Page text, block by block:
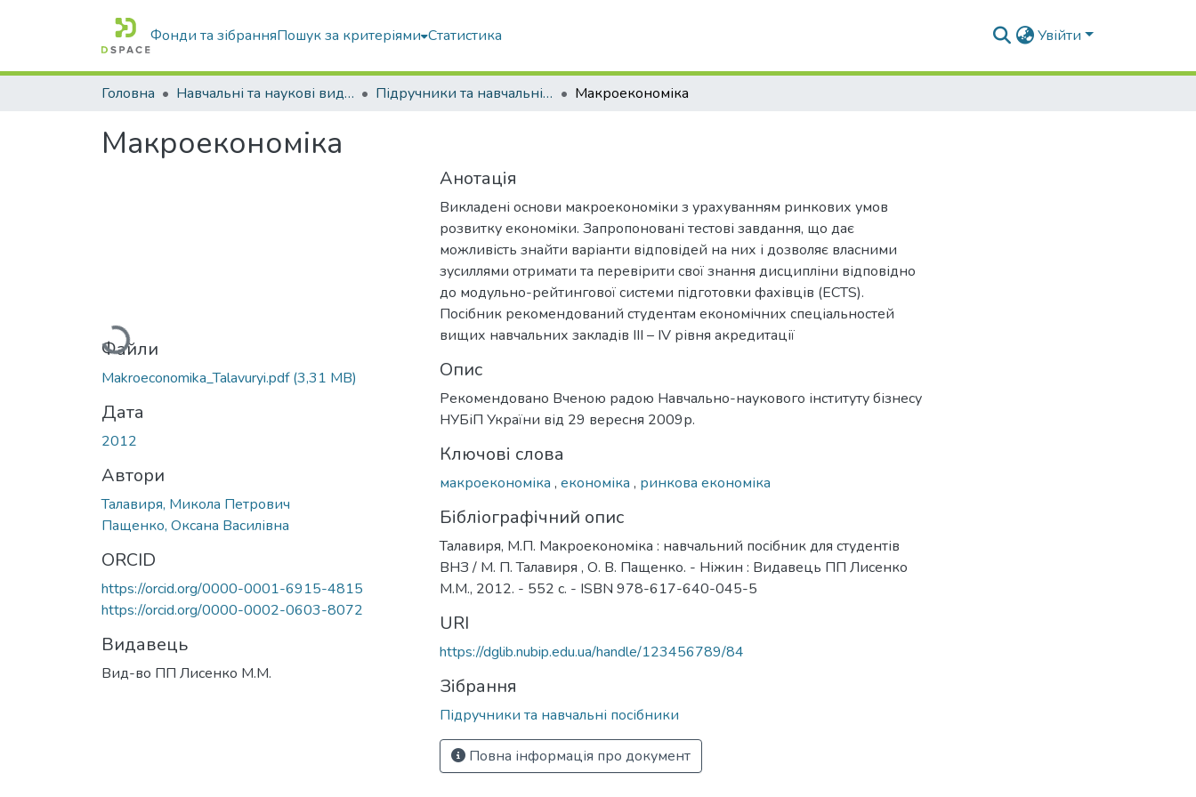
Фонди та зібранняПошук за критеріями Статистика Увійти
Головна Навчальні та наукові видання Підручники та навчальні посібники Макроекономіка
Макроекономіка
Вантажиться...
Файли
Makroeconomika_Talavuryi.pdf(3,31 MB)
Дата
2012
Автори
Талавиря, Микола Петрович
Пащенко, Оксана Василівна
ORCID
https://orcid.org/0000-0001-6915-4815
https://orcid.org/0000-0002-0603-8072
Видавець
Вид-во ПП Лисенко М.М.
Анотація
Викладені основи макроекономіки з урахуванням ринкових умов
розвитку економіки. Запропоновані тестові завдання, що дає
можливість знайти варіанти відповідей на них і дозволяє власними
зусиллями отримати та перевірити свої знання дисципліни відповідно
до модульно-рейтингової системи підготовки фахівців (ECTS).
Посібник рекомендований студентам економічних спеціальностей
вищих навчальних закладів III – IV рівня акредитації
Опис
Рекомендовано Вченою радою Навчально-наукового інституту бізнесу
НУБіП України від 29 вересня 2009р.
Ключові слова
макроекономіка , економіка , ринкова економіка
Бібліографічний опис
Талавиря, М.П. Макроекономіка : навчальний посібник для студентів
ВНЗ / М. П. Талавиря , О. В. Пащенко. - Ніжин : Видавець ПП Лисенко
М.М., 2012. - 552 с. - ISBN 978-617-640-045-5
URI
https://dglib.nubip.edu.ua/handle/123456789/84
Зібрання
Підручники та навчальні посібники
Повна інформація про документ